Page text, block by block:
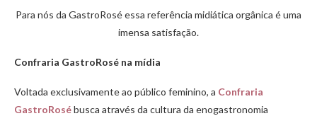
Para nós da GastroRosé essa referência midiática orgânica é uma
imensa satisfação.
Confraria GastroRosé na mídia
Voltada exclusivamente ao público feminino, a Confraria
GastroRosébusca através da cultura da enogastronomia